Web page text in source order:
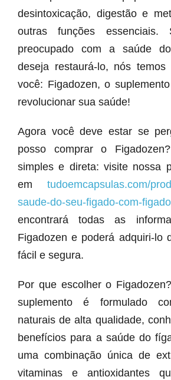
desintoxicação, digestão e
outras funções
preocupado com a saúde
deseja restaurá-lo, nós
você: Figadozen, o
revolucionar sua saúde!
Agora você deve estar se
posso comprar o
simples e direta: visite nossa
em tudoemcapsulas.com/
saude-do-seu-figado-com-
encontrará todas as
Figadozen e poderá adquiri-lo
fácil e segura.
Por que escolher o
suplemento é formulado
naturais de alta qualidade,
benefícios para a saúde do
uma combinação única de
vitaminas e antioxidantes